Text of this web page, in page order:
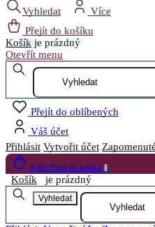
Vyhledat
Více
Přejít do košíku
Košík je prázdný
Otevřít menu
Přejít do oblíbených
Váš účet
Přihlásit Vytvořit účet
0 Kč Přejít do košíku 0
Košík je prázdný
Vyhledat